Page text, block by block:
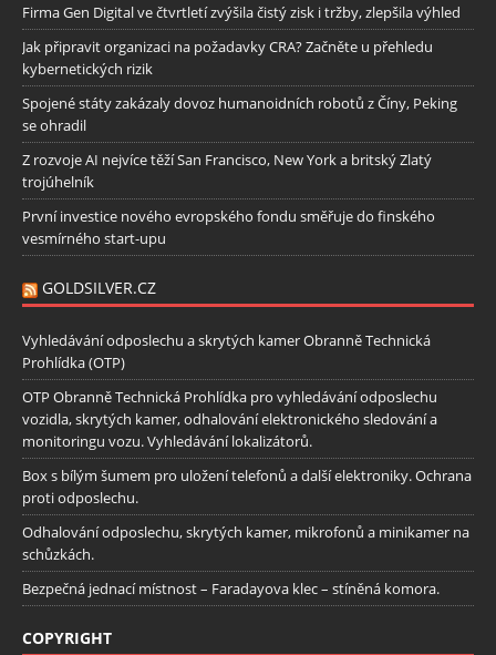
Firma Gen Digital ve čtvrtletí zvýšila čistý zisk i tržby, zlepšila výhled
Jak připravit organizaci na požadavky CRA? Začněte u přehledu
kybernetických rizik
Spojené státy zakázaly dovoz humanoidních robotů z Číny, Peking
se ohradil
Z rozvoje AI nejvíce těží San Francisco, New York a britský Zlatý
trojúhelník
První investice nového evropského fondu směřuje do finského
vesmírného start-upu
GOLDSILVER.CZ
Vyhledávání odposlechu a skrytých kamer Obranně Technická
Prohlídka (OTP)
OTP Obranně Technická Prohlídka pro vyhledávání odposlechu
vozidla, skrytých kamer, odhalování elektronického sledování a
monitoringu vozu. Vyhledávání lokalizátorů.
Box s bílým šumem pro uložení telefonů a další elektroniky. Ochrana
proti odposlechu.
Odhalování odposlechu, skrytých kamer, mikrofonů a minikamer na
schůzkách.
Bezpečná jednací místnost – Faradayova klec – stíněná komora.
COPYRIGHT